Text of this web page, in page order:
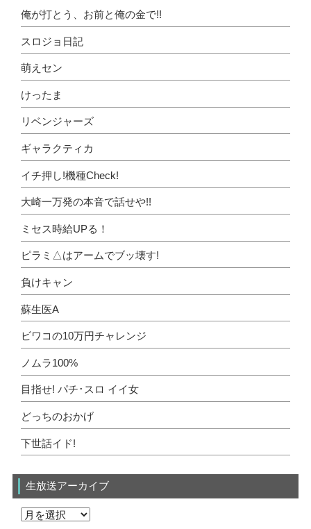
俺が打とう、お前と俺の金で!!
スロジョ日記
萌えセン
けったま
リベンジャーズ
ギャラクティカ
イチ押し!機種Check!
大崎一万発の本音で話せや!!
ミセス時給UPる！
ピラミ△はアームでブッ壊す!
負けキャン
蘇生医A
ビワコの10万円チャレンジ
ノムラ100%
目指せ! パチ･スロ イイ女
どっちのおかげ
下世話イド!
生放送アーカイブ